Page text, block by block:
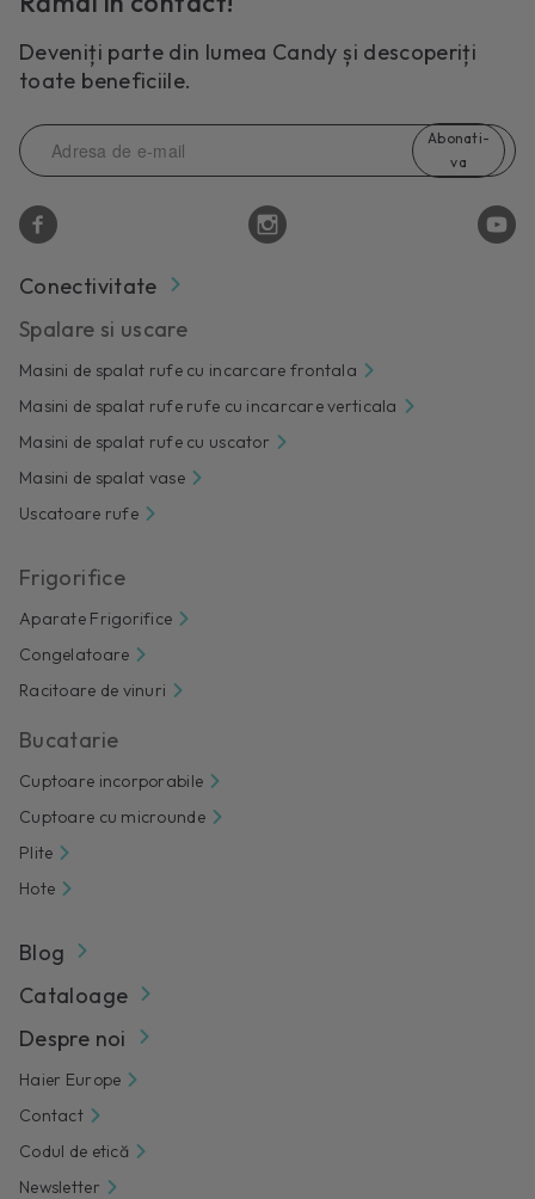
Deveniți parte din lumea Candy și descoperiți
toate beneficiile.
Abonati-
va
Conectivitate
Spalare si uscare
Masini de spalat rufe cu incarcare frontala
Masini de spalat rufe rufe cu incarcare verticala
Masini de spalat rufe cu uscator
Masini de spalat vase
Uscatoare rufe
Frigorifice
Aparate Frigorifice
Congelatoare
Racitoare de vinuri
Bucatarie
Cuptoare incorporabile
Cuptoare cu microunde
Plite
Hote
Blog
Cataloage
Despre noi
Haier Europe
Contact
Codul de etică
Newsletter